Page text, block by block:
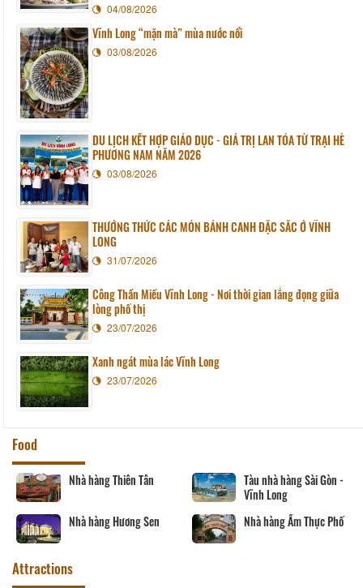
04/08/2026
Vĩnh Long “mặn mà” mùa nước nổi
03/08/2026
DU LỊCH KẾT HỢP GIÁO DỤC - GIÁ TRỊ LAN TỎA TỪ TRẠI HÈ
PHƯƠNG NAM NĂM 2026
03/08/2026
THƯỞNG THỨC CÁC MÓN BÁNH CANH ĐẶC SẮC Ở VĨNH
LONG
31/07/2026
Công Thần Miếu Vĩnh Long - Nơi thời gian lắng đọng giữa
lòng phố thị
23/07/2026
Xanh ngát mùa lác Vĩnh Long
23/07/2026
Food
Nhà hàng Thiên Tân
Tàu nhà hàng Sài Gòn -
Vĩnh Long
Nhà hàng Hương Sen
Nhà hàng Ẩm Thực Phố
Attractions